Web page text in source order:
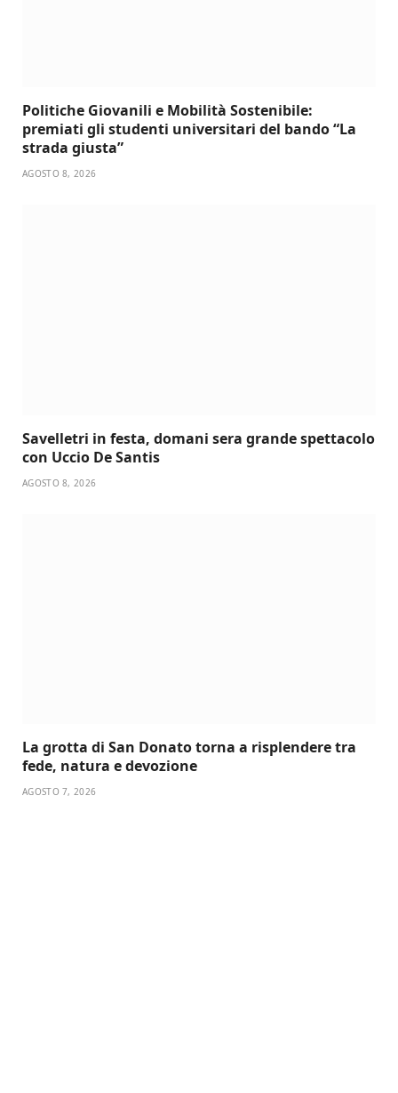
Politiche Giovanili e Mobilità Sostenibile:
premiati gli studenti universitari del bando “La
strada giusta”
AGOSTO 8, 2026
Savelletri in festa, domani sera grande spettacolo
con Uccio De Santis
AGOSTO 8, 2026
La grotta di San Donato torna a risplendere tra
fede, natura e devozione
AGOSTO 7, 2026